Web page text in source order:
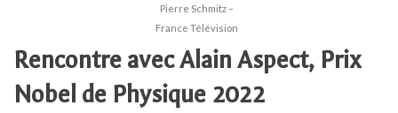
Pierre Schmitz –
France Télévision
Rencontre avec Alain Aspect, Prix
Nobel de Physique 2022